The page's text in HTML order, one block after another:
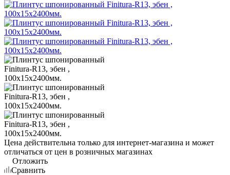
Цена действительна только для интернет-магазина и может
отличаться от цен в розничных магазинах
Отложить
Сравнить